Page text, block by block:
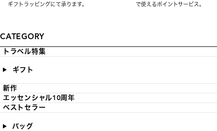
ギフトラッピングにて承ります。
で使えるポイントサービス。
CATEGORY
トラベル特集
ギフト
新作
エッセンシャル10周年
ベストセラー
バッグ